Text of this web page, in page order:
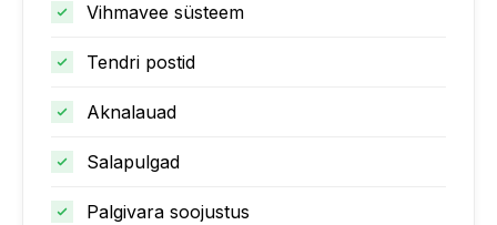
Vihmavee süsteem
Tendri postid
Aknalauad
Salapulgad
Palgivara soojustus